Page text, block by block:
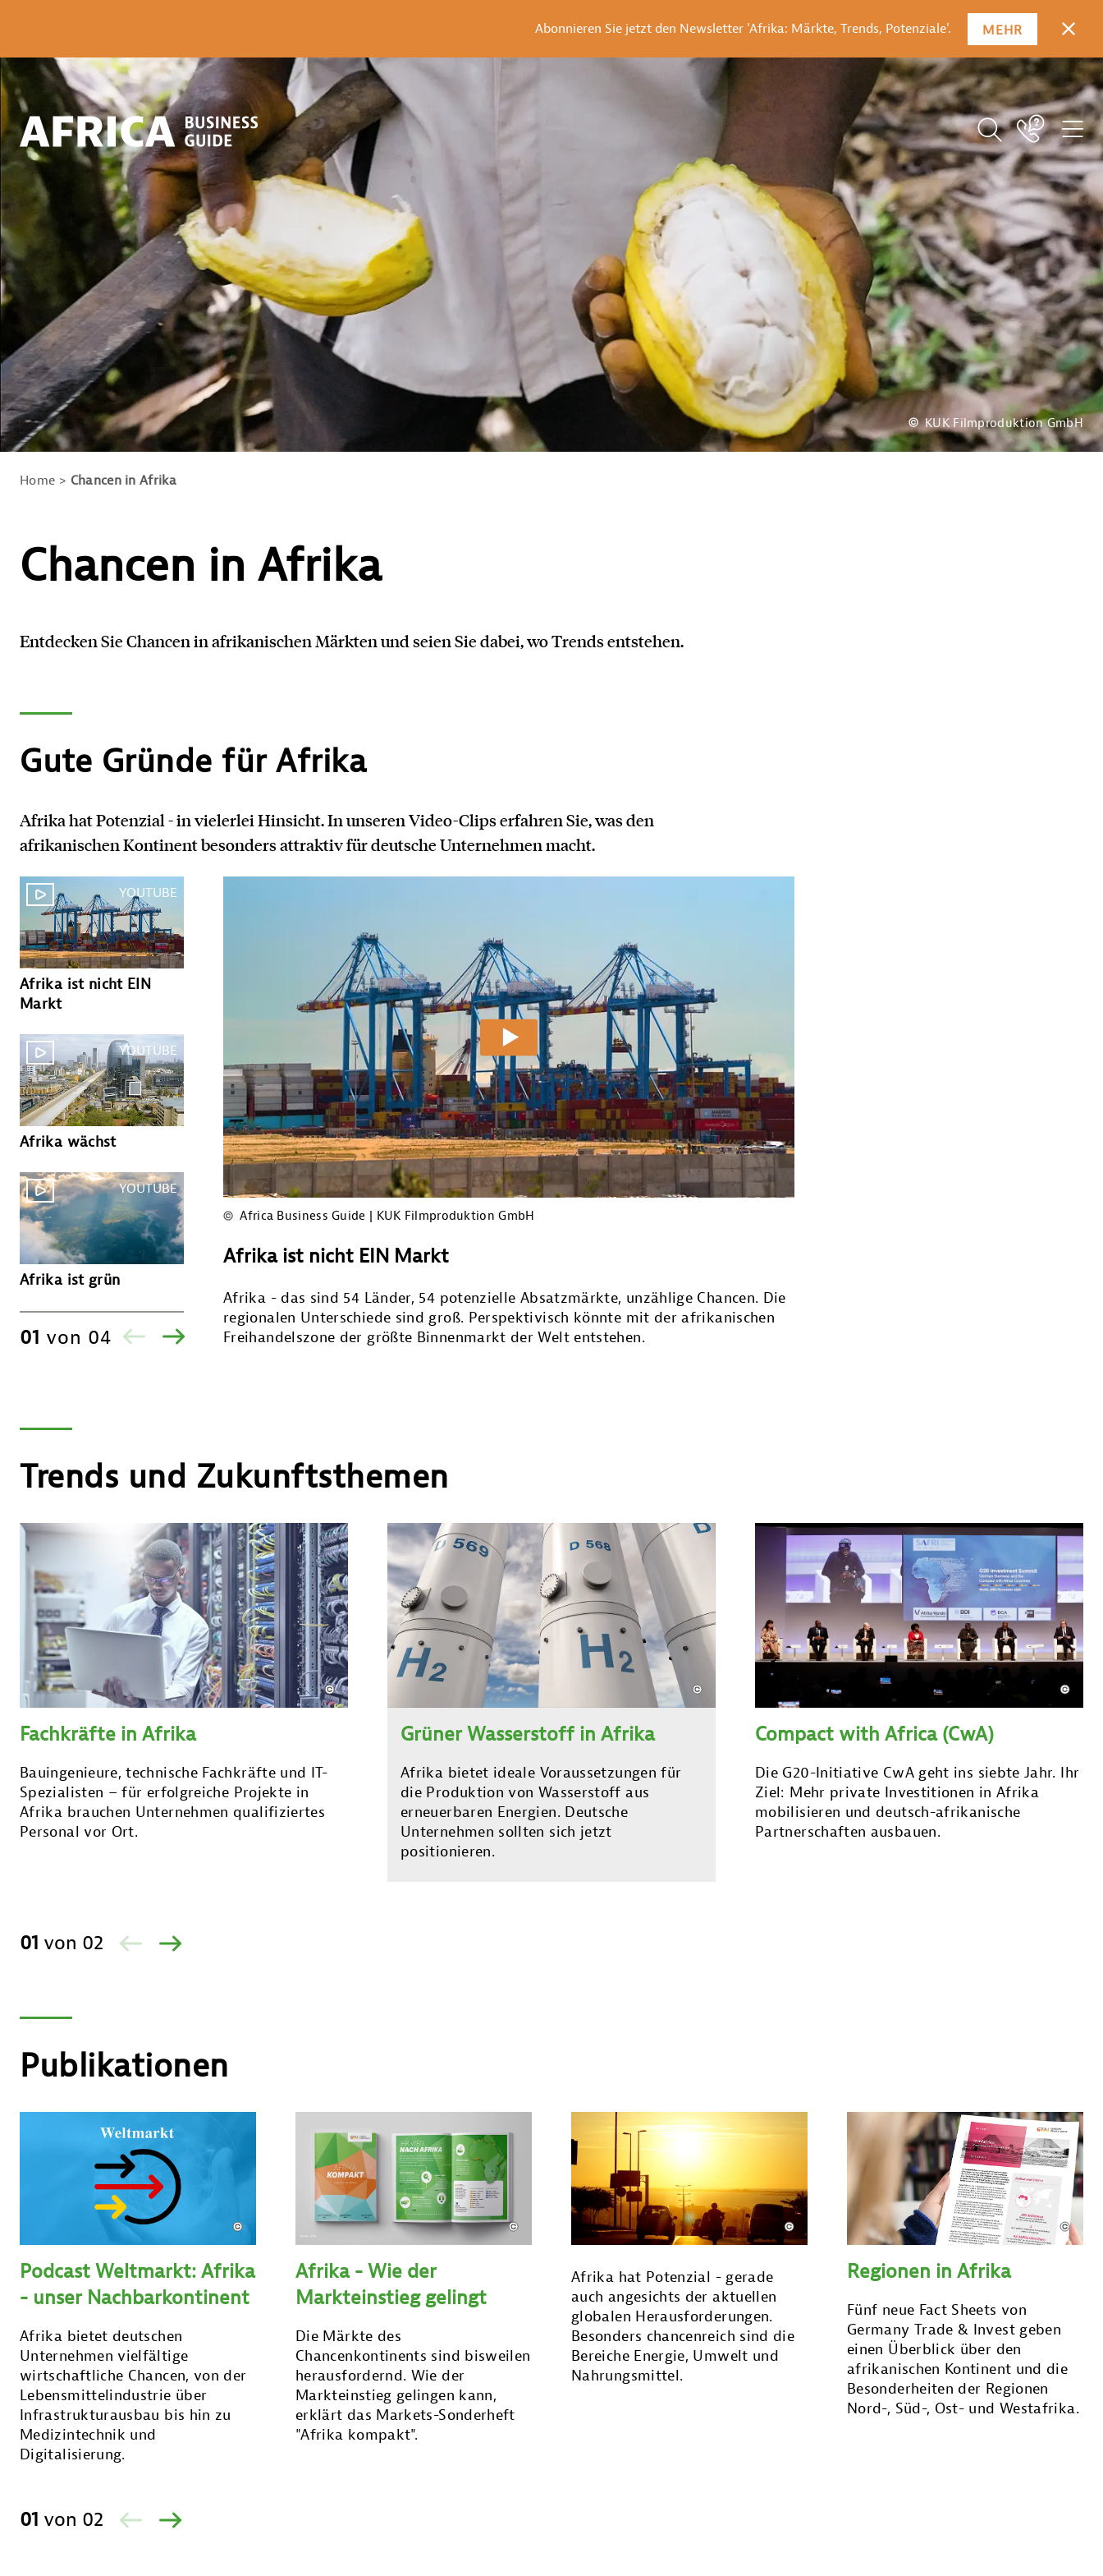
Abonnieren Sie jetzt den Newsletter 'Afrika: Märkte, Trends, Potenziale'. MEHR
ICON BUTTON
SUCHBEGRIFF
Icon Link
KUK Filmproduktion GmbH
Home Chancen in Afrika
Chancen in Afrika
Entdecken Sie Chancen in afrikanischen Märkten und seien Sie dabei, wo Trends entstehen.
Gute Gründe für Afrika
Afrika hat Potenzial - in vielerlei Hinsicht. In unseren Video-Clips erfahren Sie, was den
afrikanischen Kontinent besonders attraktiv für deutsche Unternehmen macht.
ZURÜCK
YOUTUBE
Afrika ist nicht EIN
Markt
YOUTUBE
Afrika wächst
YOUTUBE
Afrika ist grün
Afrika ist digital
YOUTUBE
Afrika ist innovativ
Afrika ist reich
Afrika ist jung
YOUTUBE
Afrika handelt
YOUTUBE
Afrika ist Partner
Afrika ist vielfältig
VOR
01 von 04
Africa Business Guide | KUK Filmproduktion GmbH
Afrika ist nicht EIN Markt
Afrika - das sind 54 Länder, 54 potenzielle Absatzmärkte, unzählige Chancen. Die
regionalen Unterschiede sind groß. Perspektivisch könnte mit der afrikanischen
Freihandelszone der größte Binnenmarkt der Welt entstehen.
Trends und Zukunftsthemen
ZURÜCK
Fachkräfte in Afrika
Bauingenieure, technische Fachkräfte und IT-
Spezialisten – für erfolgreiche Projekte in
Afrika brauchen Unternehmen qualifiziertes
Personal vor Ort.
Grüner Wasserstoff in Afrika
Afrika bietet ideale Voraussetzungen für
die Produktion von Wasserstoff aus
erneuerbaren Energien. Deutsche
Unternehmen sollten sich jetzt
positionieren.
Compact with Africa (CwA)
Die G20-Initiative CwA geht ins siebte Jahr. Ihr
Ziel: Mehr private Investitionen in Afrika
mobilisieren und deutsch-afrikanische
Partnerschaften ausbauen.
VOR
01 von 02
Publikationen
ZURÜCK
Podcast Weltmarkt: Afrika
- unser Nachbarkontinent
Afrika bietet deutschen
Unternehmen vielfältige
wirtschaftliche Chancen, von der
Lebensmittelindustrie über
Infrastrukturausbau bis hin zu
Medizintechnik und
Digitalisierung.
Afrika - Wie der
Markteinstieg gelingt
Die Märkte des
Chancenkontinents sind bisweilen
herausfordernd. Wie der
Markteinstieg gelingen kann,
erklärt das Markets-Sonderheft
"Afrika kompakt".
Afrika hat Potenzial - gerade
auch angesichts der aktuellen
globalen Herausforderungen.
Besonders chancenreich sind die
Bereiche Energie, Umwelt und
Nahrungsmittel.
Regionen in Afrika
Fünf neue Fact Sheets von
Germany Trade & Invest geben
einen Überblick über den
afrikanischen Kontinent und die
Besonderheiten der Regionen
Nord-, Süd-, Ost- und Westafrika.
VOR
01 von 02